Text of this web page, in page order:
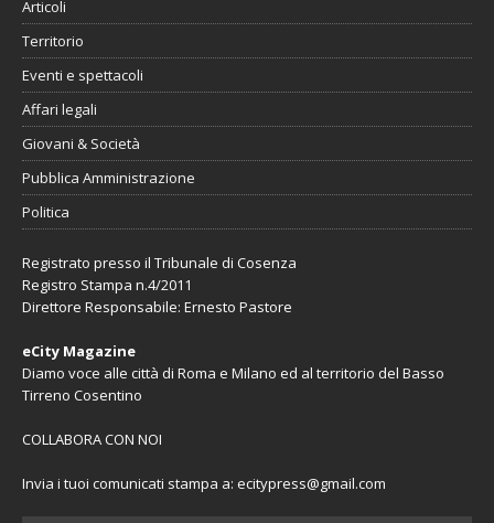
Articoli
Territorio
Eventi e spettacoli
Affari legali
Giovani & Società
Pubblica Amministrazione
Politica
Registrato presso il Tribunale di Cosenza
Registro Stampa n.4/2011
Direttore Responsabile: Ernesto Pastore
eCity Magazine
Diamo voce alle città di Roma e Milano ed al territorio del Basso
Tirreno Cosentino
COLLABORA CON NOI
Invia i tuoi comunicati stampa a: ecitypress@gmail.com